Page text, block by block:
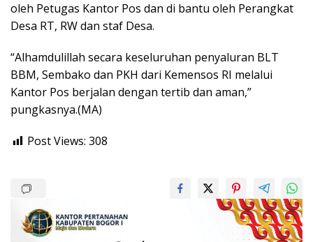
oleh Petugas Kantor Pos dan di bantu oleh Perangkat
Desa RT, RW dan staf Desa.
“Alhamdulillah secara keseluruhan penyaluran BLT
BBM, Sembako dan PKH dari Kemensos RI melalui
Kantor Pos berjalan dengan tertib dan aman,”
pungkasnya.(MA)
Post Views: 308